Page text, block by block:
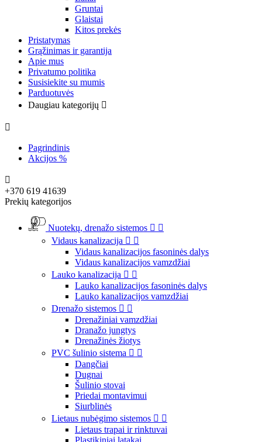
Gruntai
Glaistai
Kitos prekės
Pristatymas
Grąžinimas ir garantija
Apie mus
Privatumo politika
Susisiekite su mumis
Parduotuvės
Daugiau kategorijų 

Pagrindinis
Akcijos %

+370 619 41639
Prekių kategorijos
Nuotekų, drenažo sistemos  
Vidaus kanalizacija  
Vidaus kanalizacijos fasoninės dalys
Vidaus kanalizacijos vamzdžiai
Lauko kanalizacija  
Lauko kanalizacijos fasoninės dalys
Lauko kanalizacijos vamzdžiai
Drenažo sistemos  
Drenažiniai vamzdžiai
Dranažo jungtys
Drenažinės žiotys
PVC šulinio sistema  
Dangčiai
Dugnai
Šulinio stovai
Priedai montavimui
Siurblinės
Lietaus nubėgimo sistemos  
Lietaus trapai ir rinktuvai
Plastikiniai latakai